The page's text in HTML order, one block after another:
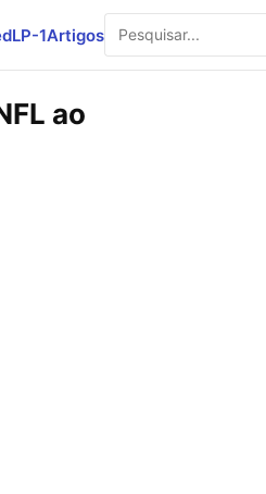
LP-1Artigos
ao